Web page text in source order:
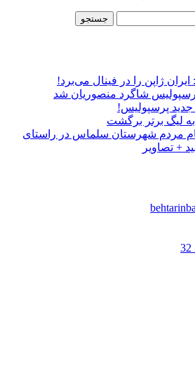
ژاپن را در فینال می‌برد!
شاگرد منصوریان شد
جدید پرسپولیس!
لیگ برتر برگشت
مردم شهرستان سلماس در راستای
+ تصاویر